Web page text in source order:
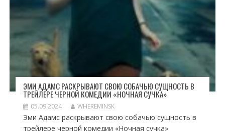
ЭМИ АДАМС РАСКРЫВАЮТ СВОЮ СОБАЧЬЮ СУЩНОСТЬ В
ТРЕЙЛЕРЕ ЧЕРНОЙ КОМЕДИИ «НОЧНАЯ СУЧКА»
05.09.2024 WHEREMINSK
Эми Адамс раскрывают свою собачью сущность в
трейлере черной комедии «Ночная сучка»